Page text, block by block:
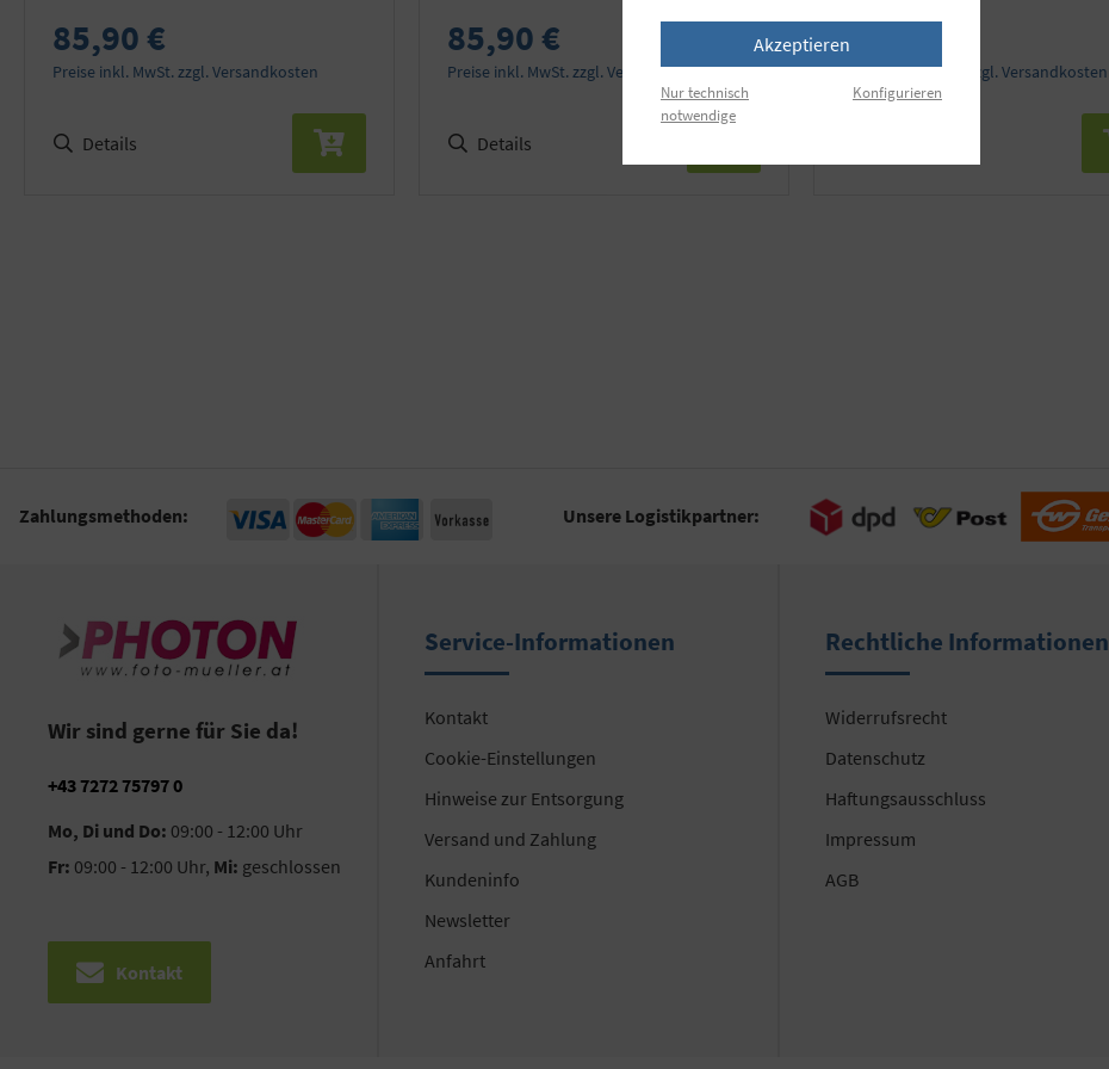
85,90 €
Preise inkl. MwSt. zzgl. Versandkosten
Details
85,90 €
Preise inkl. MwSt. zzgl. Versandkosten
Details
59,90 €
Preise inkl. MwSt. zzgl. Versandkosten
Zahlungsmethoden: Unsere Logistikpartner:
Wir sind gerne für Sie da!
+43 7272 75797 0
Mo, Di und Do: 09:00 - 12:00 Uhr
Fr: 09:00 - 12:00 Uhr, Mi: geschlossen
Kontakt
Service-Informationen
Kontakt
Cookie-Einstellungen
Hinweise zur Entsorgung
Versand und Zahlung
Kundeninfo
Newsletter
Anfahrt
Rechtliche Informationen
Widerrufsrecht
Datenschutz
Haftungsausschluss
Impressum
AGB
Akzeptieren
Nur technisch
notwendige
Konfigurieren